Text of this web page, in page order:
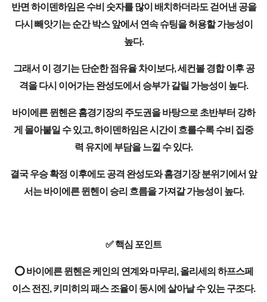
반면 하이덴하임은 수비 숫자를 많이 배치하더라도 걷어낸 공을
다시 빼앗기는 순간 박스 앞에서 연속 슈팅을 허용할 가능성이
높다.
그래서 이 경기는 단순한 점유율 차이보다, 세컨볼 경합 이후 공
격을 다시 이어가는 완성도에서 승부가 갈릴 가능성이 높다.
바이에른 뮌헨은 홈경기장의 주도권을 바탕으로 초반부터 강하
게 몰아붙일 수 있고, 하이덴하임은 시간이 흐를수록 수비 집중
력 유지에 부담을 느낄 수 있다.
결국 우승 확정 이후에도 공격 완성도와 홈경기장 분위기에서 앞
서는 바이에른 뮌헨이 승리 흐름을 가져갈 가능성이 높다.
✅ 핵심 포인트
⭕ 바이에른 뮌헨은 케인의 연계와 마무리, 올리세의 하프스페
이스 전진, 키미히의 패스 조율이 동시에 살아날 수 있는 구조다.